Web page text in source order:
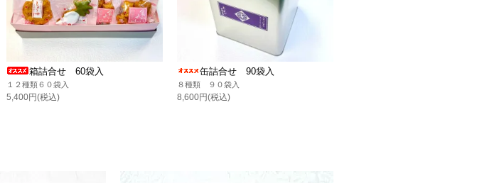
箱詰合せ 60袋入
１２種類６０袋入
5,400円(税込)
缶詰合せ 90袋入
８種類 ９０袋入
8,600円(税込)